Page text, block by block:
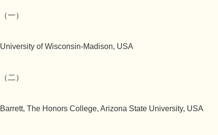
（一）
University of Wisconsin-Madison, USA
（二）
Barrett, The Honors College, Arizona State University, USA